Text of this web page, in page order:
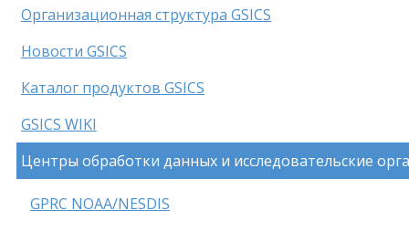
Организационная структура GSICS
Новости GSICS
Каталог продуктов GSICS
GSICS WIKI
Центры обработки данных и исследовательские
GPRC NOAA/NESDIS